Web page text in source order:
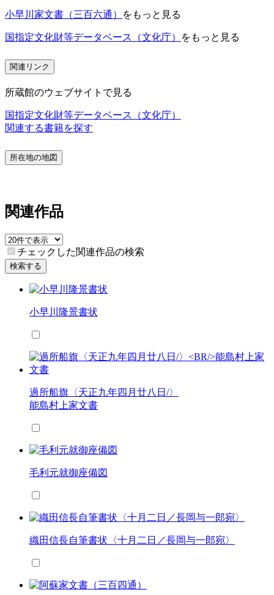
小早川家文書（三百六通） をもっと見る
国指定文化財等データベース（文化庁） をもっと見る
関連リンク
所蔵館のウェブサイトで見る
国指定文化財等データベース（文化庁）
関連する書籍を探す
所在地の地図
関連作品
チェックした関連作品の検索
検索する
小早川隆景書状
過所船旗〈天正九年四月廿八日/〉
能島村上家文書
毛利元就御座備図
織田信長自筆書状〈十月二日／長岡与一郎宛〉